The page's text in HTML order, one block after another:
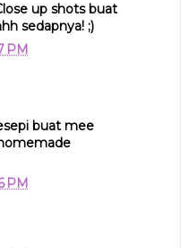
up shots buat
sedapnya! ;)
PM
buat mee
PM